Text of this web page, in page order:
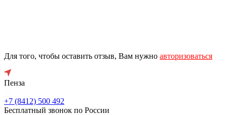
Для того, чтобы оставить отзыв, Вам нужно авторизоваться
Пенза
+7 (8412) 500 492
Бесплатный звонок по России